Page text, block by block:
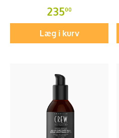
23500
Læg i kurv